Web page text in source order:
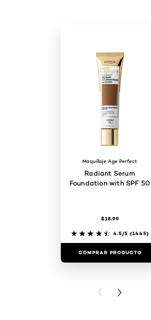
Maquillaje Age Perfect
Radiant Serum
Foundation with SPF 50
$18.99
4.5/5 (1445)
COMPRAR PRODUCTO
PREVIOUS CARD
NEXT CARD